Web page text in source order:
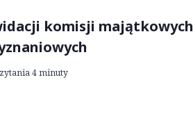
komisji majątkowych
4minuty